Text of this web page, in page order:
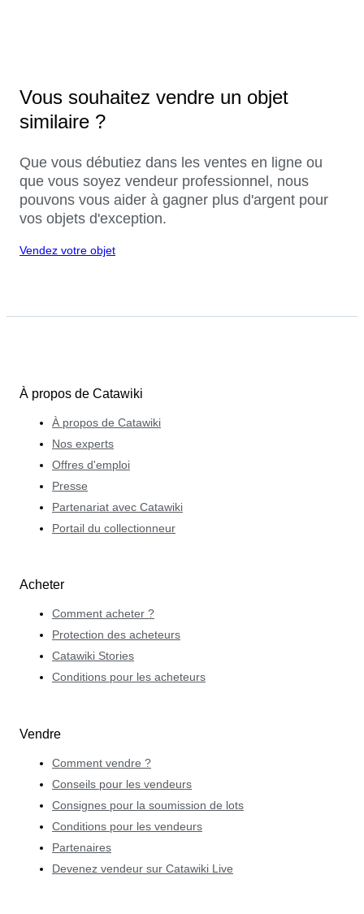
Vous souhaitez vendre un objet
similaire ?
Que vous débutiez dans les ventes en ligne ou
que vous soyez vendeur professionnel, nous
pouvons vous aider à gagner plus d'argent pour
vos objets d'exception.
Vendez votre objet
À propos de Catawiki
À propos de Catawiki
Nos experts
Offres d'emploi
Presse
Partenariat avec Catawiki
Portail du collectionneur
Acheter
Comment acheter ?
Protection des acheteurs
Catawiki Stories
Conditions pour les acheteurs
Vendre
Comment vendre ?
Conseils pour les vendeurs
Consignes pour la soumission de lots
Conditions pour les vendeurs
Partenaires
Devenez vendeur sur Catawiki Live